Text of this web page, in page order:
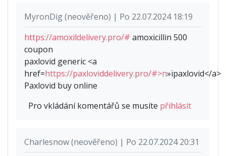
MyronDig (neověřeno) | Po 22.07.2024 18:19
https://amoxildelivery.pro/# amoxicillin 500
coupon
paxlovid generic <a
href=https://paxloviddelivery.pro/#>п»їpaxlovid</a>
Paxlovid buy online
Pro vkládání komentářů se musíte přihlásit
Charlesnow (neověřeno) | Po 22.07.2024 20:31